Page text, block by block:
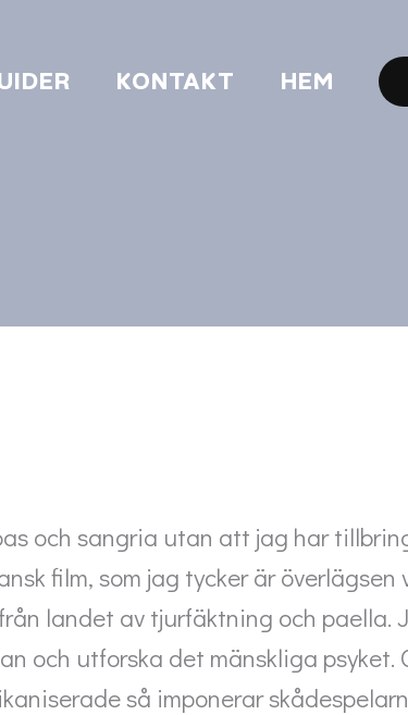
KONTAKT HEM
och sangria utan att jag har
film, som jag tycker är överlägsen
landet av tjurfäktning och paella.
och utforska det mänskliga psyket.
så imponerar